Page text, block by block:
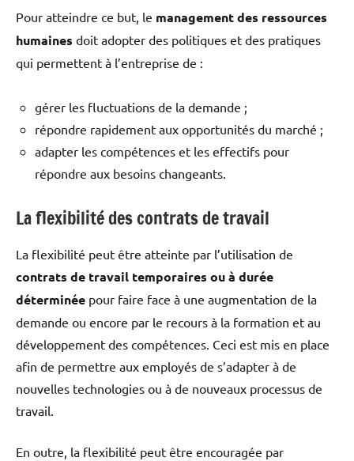
Pour atteindre ce but, le management des ressources
humaines doit adopter des politiques et des pratiques
qui permettent à l’entreprise de :
gérer les fluctuations de la demande ;
répondre rapidement aux opportunités du marché ;
adapter les compétences et les effectifs pour
répondre aux besoins changeants.
La flexibilité des contrats de travail
La flexibilité peut être atteinte par l’utilisation de
contrats de travail temporaires ou à durée
déterminée pour faire face à une augmentation de la
demande ou encore par le recours à la formation et au
développement des compétences. Ceci est mis en place
afin de permettre aux employés de s’adapter à de
nouvelles technologies ou à de nouveaux processus de
travail.
En outre, la flexibilité peut être encouragée par